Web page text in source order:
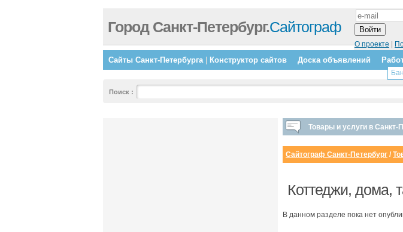
О проекте
Город Санкт-Петербург.Сайтограф
Сайты Санкт-Петербурга| Конструктор сайтов Доска объявлений
Поиск :
Товары и услуги в Санкт-
Сайтограф Санкт-Петербург /
Коттеджи, дома,
В данном разделе пока нет